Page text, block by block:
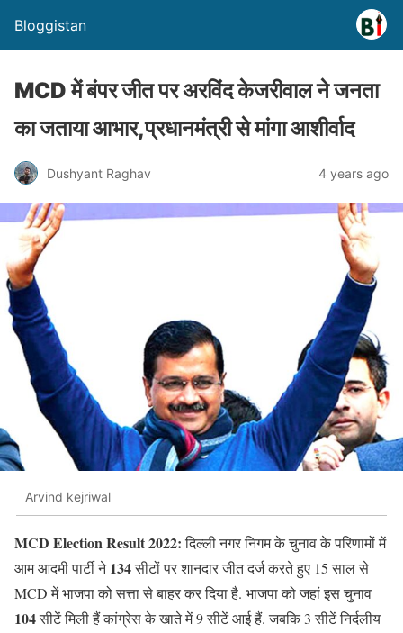
Bloggistan
MCD में बंपर जीत पर अरविंद केजरीवाल ने जनता
का जताया आभार,प्रधानमंत्री से मांगा आशीर्वाद
Dushyant Raghav 4 years ago
Arvind kejriwal
MCD Election Result 2022:दिल्ली नगर निगम के चुनाव के परिणामों में
आम आदमी पार्टी ने134सीटों पर शानदार जीत दर्ज करते हुए 15 साल से
MCD में भाजपा को सत्ता से बाहर कर दिया है. भाजपा को जहां इस चुनाव
104सीटें मिली हैं कांग्रेस के खाते में 9 सीटें आई हैं. जबकि 3 सीटें निर्दलीय